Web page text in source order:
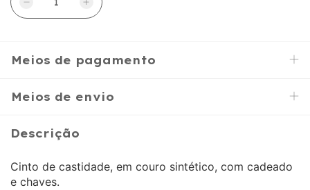
Meios de pagamento
Meios de envio
Descrição
Cinto de castidade, em couro sintético, com cadeado
e chaves.